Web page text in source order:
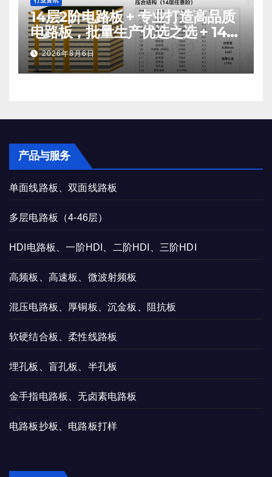
14层2阶电路板 + 专业打造高品质
电路板，批量生产优选之选 + 14层
2阶电路板生产
2026年8月6日
产品与服务
单面线路板、双面线路板
多层电路板（4-46层）
HDI电路板、一阶HDI、二阶HDI、三阶HDI
高频板、高速板、微波射频板
混压电路板、厚铜板、沉金板、阻抗板
软硬结合板、柔性线路板
埋孔板、盲孔板、半孔板
金手指电路板、无卤素电路板
电路板抄板、电路板打样